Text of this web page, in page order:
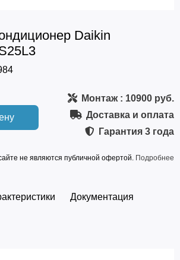
Daikin
Монтаж: 10900 руб.
Доставка и оплата
Гарантия 3 года
не являются публичной офертой. Подробнее
Документация